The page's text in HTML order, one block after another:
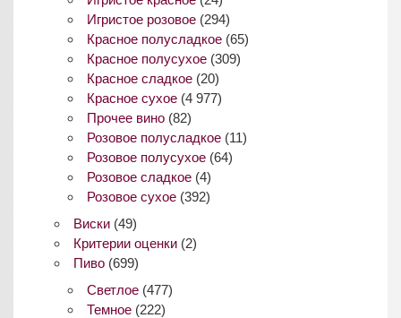
Игристое розовое (294)
Красное полусладкое (65)
Красное полусухое (309)
Красное сладкое (20)
Красное сухое (4 977)
Прочее вино (82)
Розовое полусладкое (11)
Розовое полусухое (64)
Розовое сладкое (4)
Розовое сухое (392)
Виски(49)
Критерии оценки(2)
Пиво(699)
Светлое (477)
Темное (222)